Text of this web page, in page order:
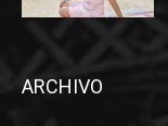
ARCHIVO